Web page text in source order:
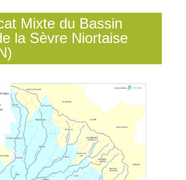
Mixte du Bassin
la Sèvre Niortaise